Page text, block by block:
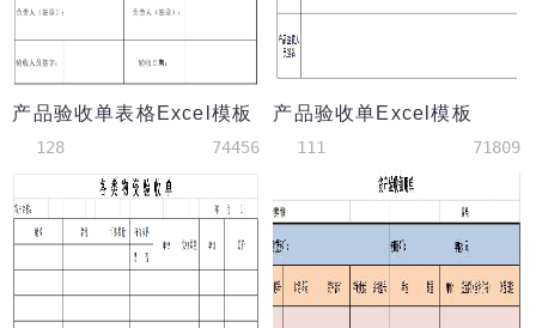
产品验收单表格Excel模板
128 74456
产品验收单Excel模板
111 71809